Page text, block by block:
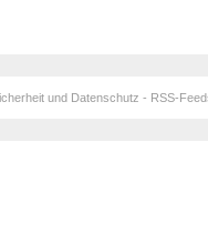
und Datenschutz - RSS-